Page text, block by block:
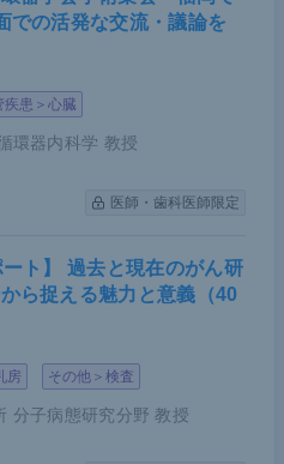
の活発な交流・議論を
疾患＞心臓
環器内科学 教授
医師・歯科医師限定
ート】 過去と現在のがん研
ら捉える魅力と意義（40
房 その他＞検査
分子病態研究分野 教授